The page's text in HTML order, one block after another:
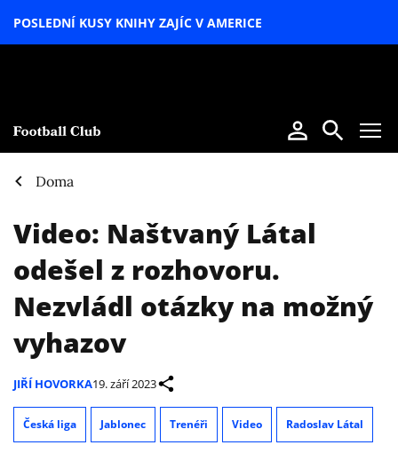
POSLEDNÍ KUSY KNIHY ZAJÍC V AMERICE
Doma
Video: Naštvaný Látal
odešel z rozhovoru.
Nezvládl otázky na možný
vyhazov
JIŘÍ HOVORKA19. září 2023
Česká liga Jablonec Trenéři Video Radoslav Látal